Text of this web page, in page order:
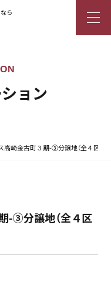
ら
ョン
高崎金古町３期-➂分譲地（全４区画
-➂分譲地（全４区